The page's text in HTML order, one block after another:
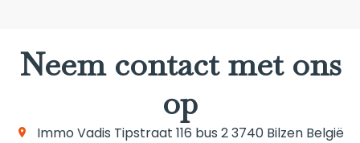
Neem contact met ons
op
Immo Vadis Tipstraat 116 bus 23740 Bilzen België